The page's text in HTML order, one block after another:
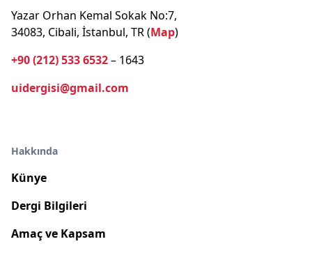
Yazar Orhan Kemal Sokak No:7,
34083, Cibali, İstanbul, TR (Map)
+90 (212) 533 6532– 1643
uidergisi@gmail.com
Hakkında
Künye
Dergi Bilgileri
Amaç ve Kapsam